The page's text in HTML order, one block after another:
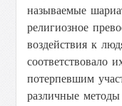
называемые
религиозное
воздействия к
соответствовало
потерпевшим
различные методы